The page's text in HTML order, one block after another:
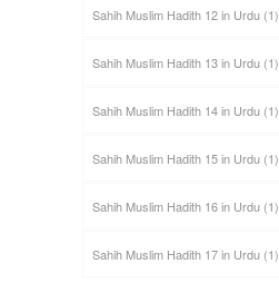
Sahih Muslim Hadith 12 in Urdu(1)
Sahih Muslim Hadith 13 in Urdu(1)
Sahih Muslim Hadith 14 in Urdu(1)
Sahih Muslim Hadith 15 in Urdu(1)
Sahih Muslim Hadith 16 in Urdu(1)
Sahih Muslim Hadith 17 in Urdu(1)